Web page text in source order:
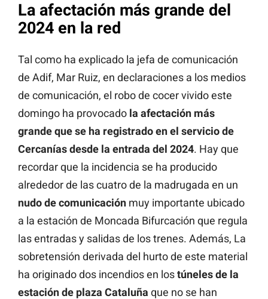
La afectación más grande del
2024 en la red
Tal como ha explicado la jefa de comunicación
de Adif, Mar Ruiz, en declaraciones a los medios
de comunicación, el robo de cocer vivido este
domingo ha provocado la afectación más
grande que se ha registrado en el servicio de
Cercanías desde la entrada del 2024. Hay que
recordar que la incidencia se ha producido
alrededor de las cuatro de la madrugada en un
nudo de comunicación muy importante ubicado
a la estación de Moncada Bifurcación que regula
las entradas y salidas de los trenes. Además, La
sobretensión derivada del hurto de este material
ha originado dos incendios en lostúneles de la
estación de plaza Cataluña que no se han